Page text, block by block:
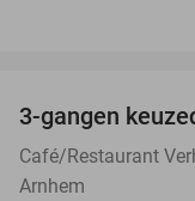
3-gangen
Café/Restaurant
Arnhem